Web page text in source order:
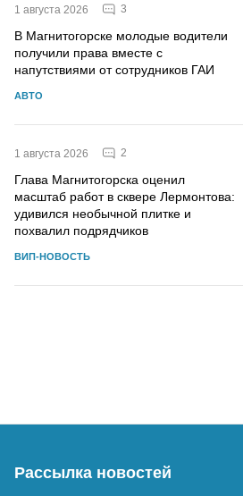
1 августа 2026 3
В Магнитогорске молодые водители
получили права вместе с
напутствиями от сотрудников ГАИ
АВТО
1 августа 2026 2
Глава Магнитогорска оценил
масштаб работ в сквере Лермонтова:
удивился необычной плитке и
похвалил подрядчиков
ВИП-НОВОСТЬ
Рассылка новостей